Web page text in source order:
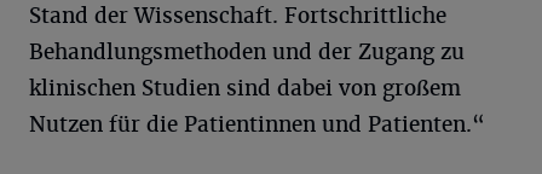
Stand der Wissenschaft. Fortschrittliche
Behandlungsmethoden und der Zugang zu
klinischen Studien sind dabei von großem
Nutzen für die Patientinnen und Patienten.“